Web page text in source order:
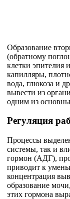
Образование
(обратному
клетки эпителия
капилляры,
вода, глюкоза и
вывести из
одним из
Регуляция
Процессы
системы, так и
гормон (АДГ),
приводит к
концентрация
образование
этих гормона